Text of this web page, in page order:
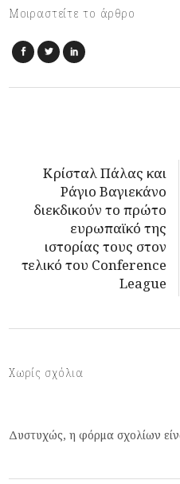
Μοιραστείτε το άρθρο
Κρίσταλ Πάλας και
Ράγιο Βαγιεκάνο
διεκδικούν το πρώτο
ευρωπαϊκό της
ιστορίας τους στον
τελικό του Conference
League
Χωρίς σχόλια
Δυστυχώς, η φόρμα σχολίων